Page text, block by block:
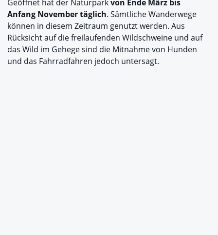
Geöffnet hat der Naturparkvon Ende März bis
Anfang November täglich. Sämtliche Wanderwege
können in diesem Zeitraum genutzt werden. Aus
Rücksicht auf die freilaufenden Wildschweine und auf
das Wild im Gehege sind die Mitnahme von Hunden
und das Fahrradfahren jedoch untersagt.